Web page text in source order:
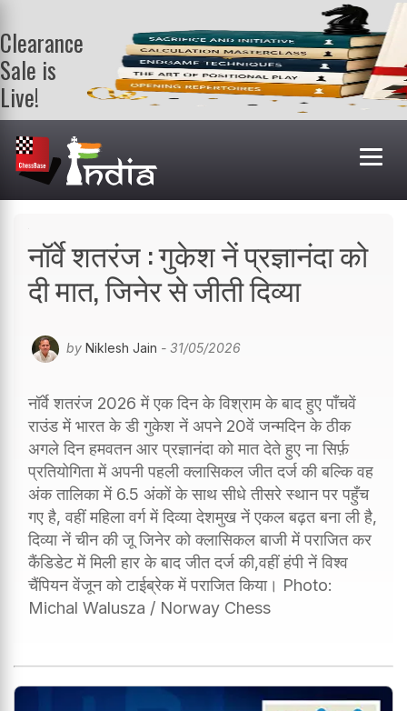
Clearance
Sale is
Live!
Get a FREE
book on
purchasing 2
or more
books. Valid
नॉर्वे शतरंज : गुकेश नें प्रज्ञानंदा को
दी मात, जिनेर से जीती दिव्या
by Niklesh Jain - 31/05/2026
नॉर्वे शतरंज 2026 में एक दिन के विश्राम के बाद हुए पाँचवें
राउंड में भारत के डी गुकेश नें अपने 20वें जन्मदिन के ठीक
अगले दिन हमवतन आर प्रज्ञानंदा को मात देते हुए ना सिर्फ़
प्रतियोगिता में अपनी पहली क्लासिकल जीत दर्ज की बल्कि वह
अंक तालिका में 6.5 अंकों के साथ सीधे तीसरे स्थान पर पहुँच
गए है, वहीं महिला वर्ग में दिव्या देशमुख नें एकल बढ़त बना ली है,
दिव्या नें चीन की जू जिनेर को क्लासिकल बाजी में पराजित कर
कैंडिडेट में मिली हार के बाद जीत दर्ज की,वहीं हंपी नें विश्व
चैंपियन वेंजून को टाईब्रेक में पराजित किया। Photo:
Michal Walusza / Norway Chess